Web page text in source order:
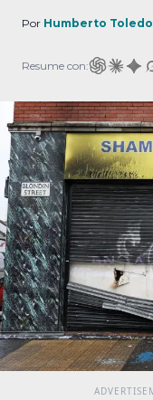
Por Humberto Toledo
Resume con: